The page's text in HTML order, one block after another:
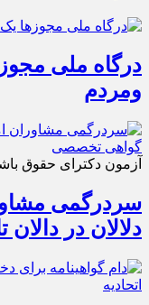
درگاه ملی
ومردم
آزمون دکترای حقوق
سردرگمی
دلالان در